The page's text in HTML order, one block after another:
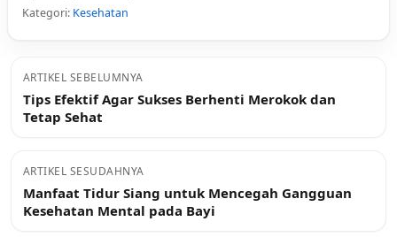
Kategori: Kesehatan
ARTIKEL SEBELUMNYA
Tips Efektif Agar Sukses Berhenti Merokok dan
Tetap Sehat
ARTIKEL SESUDAHNYA
Manfaat Tidur Siang untuk Mencegah Gangguan
Kesehatan Mental pada Bayi